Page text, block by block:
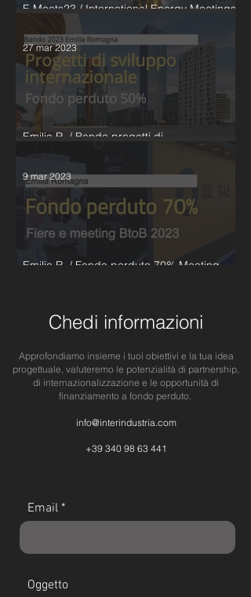
E.Meets23 / International Energy Meetings
Interindustria 2023
Emilia R. / Bando progetti di
27 mar 2023
Emilia R. / Fondo perduto 70% Meeting
9 mar 2023
Chedi informazioni
Approfondiamo insieme i tuoi obiettivi e la tua idea
progettuale, valuteremo le potenzialità di partnership,
di internazionalizzazione e le opportunità di
finanziamento a fondo perduto.
info@interindustria.com
+39 340 98 63 441
Email
Oggetto